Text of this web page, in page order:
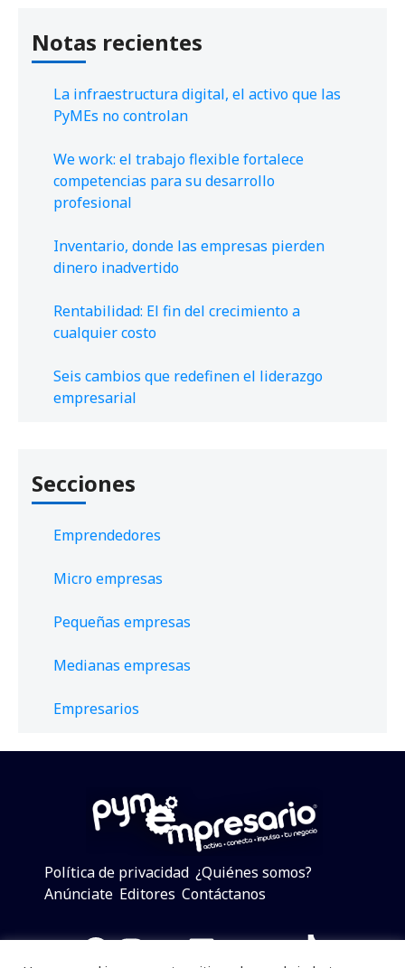
Notas recientes
La infraestructura digital, el activo que las
PyMEs no controlan
We work: el trabajo flexible fortalece
competencias para su desarrollo
profesional
Inventario, donde las empresas pierden
dinero inadvertido
Rentabilidad: El fin del crecimiento a
cualquier costo
Seis cambios que redefinen el liderazgo
empresarial
Secciones
Emprendedores
Micro empresas
Pequeñas empresas
Medianas empresas
Empresarios
Política de privacidad ¿Quiénes somos?
Anúnciate Editores Contáctanos
Facebook
Instagram
Twitter
LinkedIn
Telegram
YouTube
TikTok